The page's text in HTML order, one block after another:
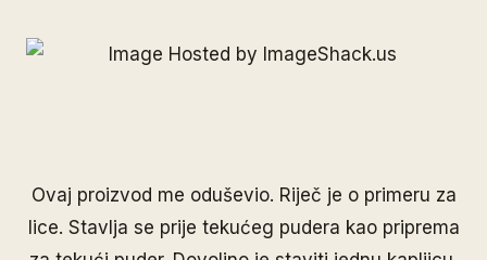
Ovaj proizvod me oduševio. Riječ je o primeru za
lice. Stavlja se prije tekućeg pudera kao priprema